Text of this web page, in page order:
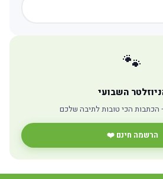
🐾
השבועי
הכתבות הכי טובות לתיבה שלכם
הרשמה חינם ❤️